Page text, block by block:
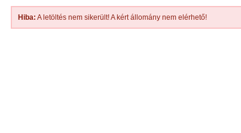
Hiba: A letöltés nem sikerült! A kért állomány nem elérhető!